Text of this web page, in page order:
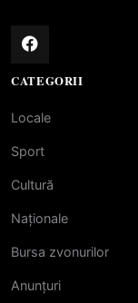
CATEGORII
Locale
Sport
Cultură
Naționale
Bursa zvonurilor
Anunțuri